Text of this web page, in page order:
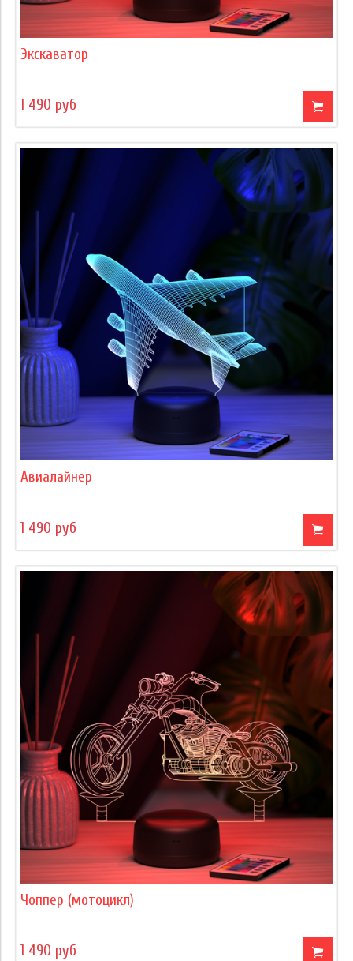
Экскаватор
1 490 руб
Авиалайнер
1 490 руб
Чоппер (мотоцикл)
1 490 руб